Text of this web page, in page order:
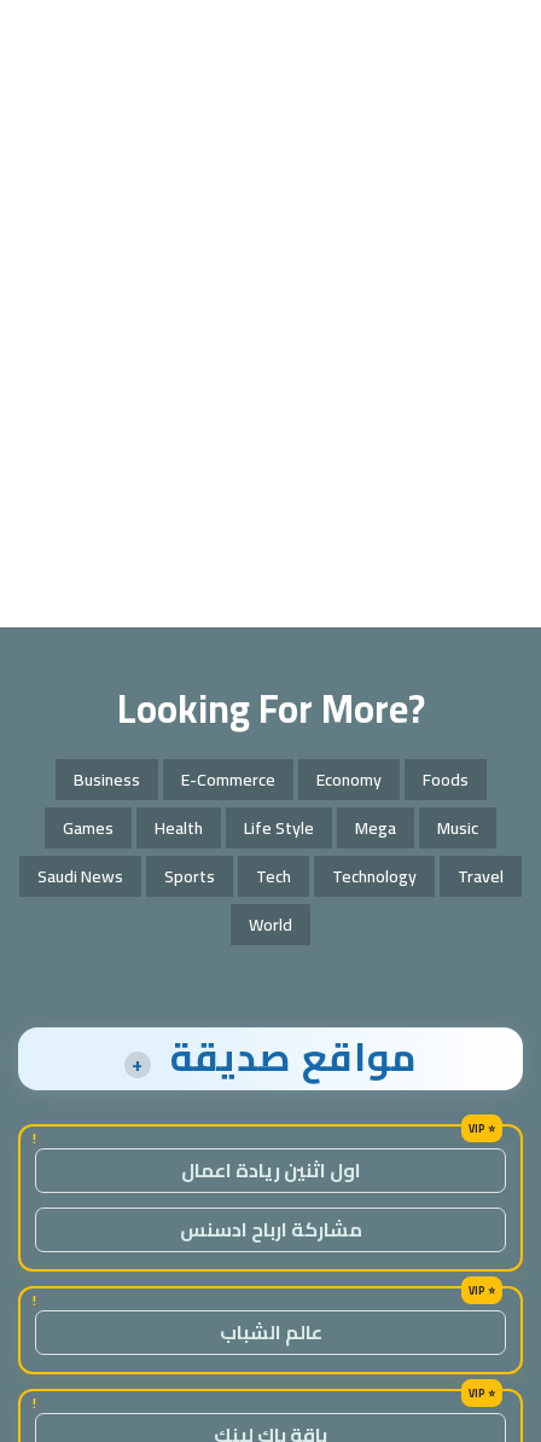
Looking For More?
Business E-Commerce Economy
Foods
Games
Health Life Style Mega
Music
Saudi News
Sports Tech Technology
Travel
World
مواقع صديقة +
!
اول اثنين ريادة اعمال
مشاركة ارباح ادسنس
!
عالم الشباب
!
باقة باك لينك